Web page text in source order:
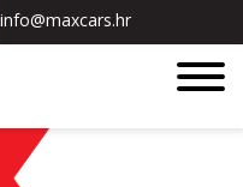
info@maxcars.hr